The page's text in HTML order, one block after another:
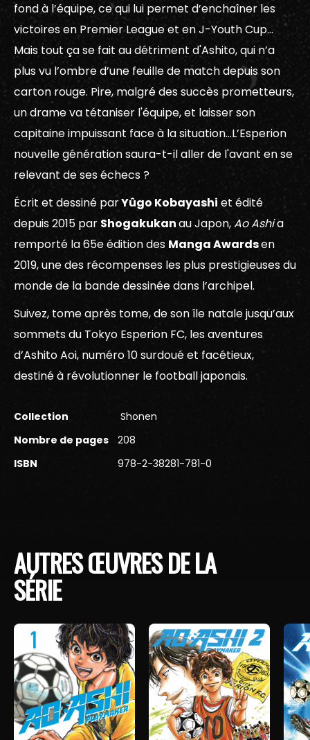
fond à l’équipe, ce qui lui permet d’enchaîner les
victoires en Premier League et en J-Youth Cup…
Mais tout ça se fait au détriment d'Ashito, qui n’a
plus vu l’ombre d’une feuille de match depuis son
carton rouge. Pire, malgré des succès prometteurs,
un drame va tétaniser l'équipe, et laisser son
capitaine impuissant face à la situation…L’Esperion
nouvelle génération saura-t-il aller de l'avant en se
relevant de ses échecs ?
Écrit et dessiné parYûgo Kobayashi et édité
depuis 2015 par Shogakukanau Japon,Ao Ashia
remporté la 65e édition des Manga Awardsen
2019, une des récompenses les plus prestigieuses du
monde de la bande dessinée dans l’archipel.
Suivez, tome après tome, de son île natale jusqu’aux
sommets du Tokyo Esperion FC, les aventures
d’Ashito Aoi, numéro 10 surdoué et facétieux,
destiné à révolutionner le football japonais.
Collection
Shonen
Nombre de pages
208
ISBN
978-2-38281-781-0
AUTRES ŒUVRES DE LA
SÉRIE